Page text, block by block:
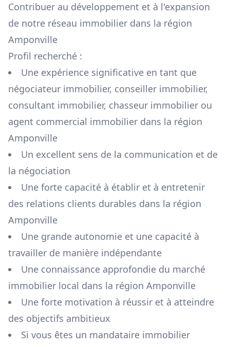
Contribuer au développement et à l'expansion
de notre réseau immobilier dans la région
Amponville
Profil recherché :
Une expérience significative en tant que
négociateur immobilier, conseiller immobilier,
consultant immobilier, chasseur immobilier ou
agent commercial immobilier dans la région
Amponville
Un excellent sens de la communication et de
la négociation
Une forte capacité à établir et à entretenir
des relations clients durables dans la région
Amponville
Une grande autonomie et une capacité à
travailler de manière indépendante
Une connaissance approfondie du marché
immobilier local dans la région Amponville
Une forte motivation à réussir et à atteindre
des objectifs ambitieux
Si vous êtes un mandataire immobilier